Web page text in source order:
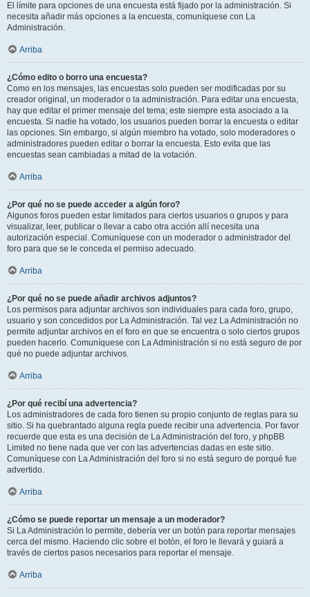
El límite para opciones de una encuesta está fijado por la administración. Si
necesita añadir más opciones a la encuesta, comuníquese con La
Administración.
Arriba
¿Cómo edito o borro una encuesta?
Como en los mensajes, las encuestas solo pueden ser modificadas por su
creador original, un moderador o la administración. Para editar una encuesta,
hay que editar el primer mensaje del tema; este siempre esta asociado a la
encuesta. Si nadie ha votado, los usuarios pueden borrar la encuesta o editar
las opciones. Sin embargo, si algún miembro ha votado, solo moderadores o
administradores pueden editar o borrar la encuesta. Esto evita que las
encuestas sean cambiadas a mitad de la votación.
Arriba
¿Por qué no se puede acceder a algún foro?
Algunos foros pueden estar limitados para ciertos usuarios o grupos y para
visualizar, leer, publicar o llevar a cabo otra acción allí necesita una
autorización especial. Comuníquese con un moderador o administrador del
foro para que se le conceda el permiso adecuado.
Arriba
¿Por qué no se puede añadir archivos adjuntos?
Los permisos para adjuntar archivos son individuales para cada foro, grupo,
usuario y son concedidos por La Administración. Tal vez La Administración no
permite adjuntar archivos en el foro en que se encuentra o solo ciertos grupos
pueden hacerlo. Comuníquese con La Administración si no está seguro de por
qué no puede adjuntar archivos.
Arriba
¿Por qué recibí una advertencia?
Los administradores de cada foro tienen su propio conjunto de reglas para su
sitio. Si ha quebrantado alguna regla puede recibir una advertencia. Por favor
recuerde que esta es una decisión de La Administración del foro, y phpBB
Limited no tiene nada que ver con las advertencias dadas en este sitio.
Comuníquese con La Administración del foro si no está seguro de porqué fue
advertido.
Arriba
¿Cómo se puede reportar un mensaje a un moderador?
Si La Administración lo permite, debería ver un botón para reportar mensajes
cerca del mismo. Haciendo clic sobre el botón, el foro le llevará y guiará a
través de ciertos pasos necesarios para reportar el mensaje.
Arriba